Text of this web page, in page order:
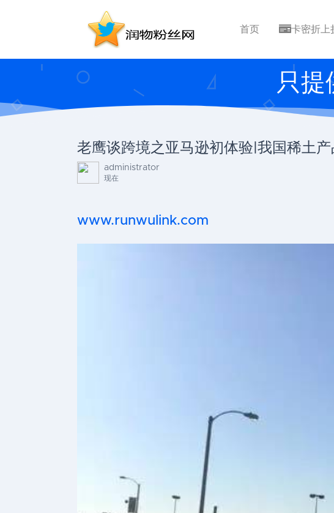
首页 卡密折上
只提
老鹰谈跨境之亚马逊初体验|我国稀土
administrator
现在
www.runwulink.com